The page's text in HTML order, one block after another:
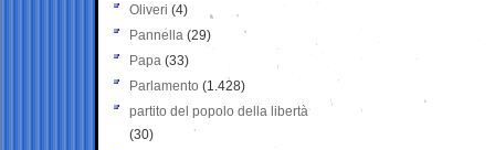
Oliveri (4)
Pannella (29)
Papa (33)
Parlamento (1.428)
partito del popolo della libertà
(30)